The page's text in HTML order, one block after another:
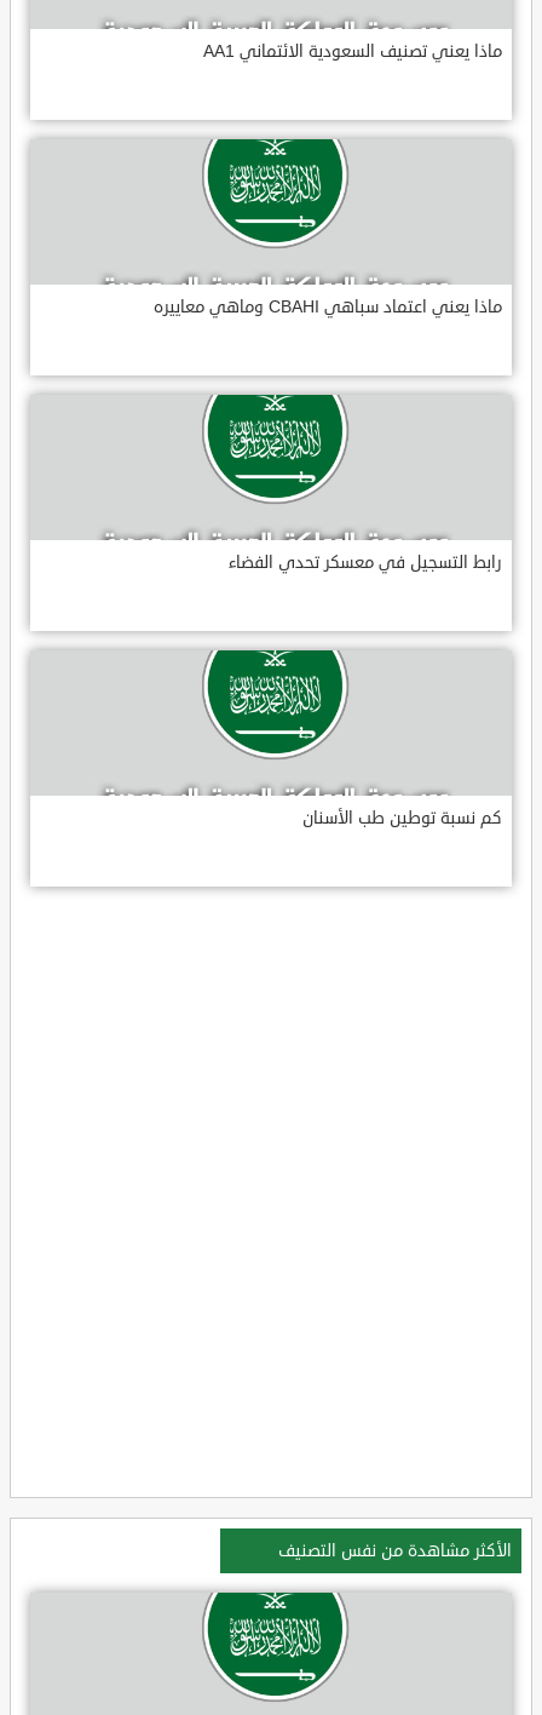
ماذا يعني تصنيف السعودية الائتماني AA1
ماذا يعني اعتماد سباهي CBAHI وماهي معاييره
رابط التسجيل في معسكر تحدي الفضاء
كم نسبة توطين طب الأسنان
الأكثر مشاهدة من نفس التصنيف